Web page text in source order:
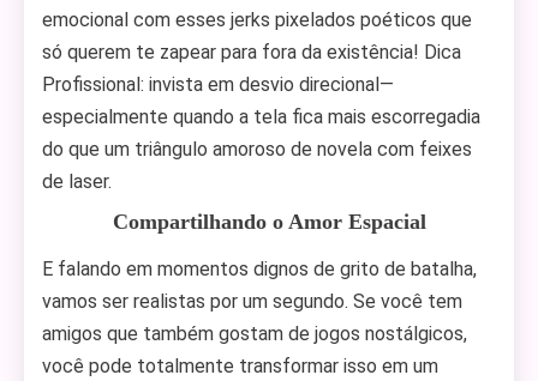
emocional com esses jerks pixelados poéticos que
só querem te zapear para fora da existência! Dica
Profissional: invista em desvio direcional—
especialmente quando a tela fica mais escorregadia
do que um triângulo amoroso de novela com feixes
de laser.
Compartilhando o Amor Espacial
E falando em momentos dignos de grito de batalha,
vamos ser realistas por um segundo. Se você tem
amigos que também gostam de jogos nostálgicos,
você pode totalmente transformar isso em um